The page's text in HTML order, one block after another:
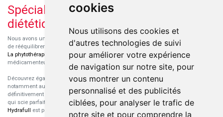
cookies
Nous utilisons des cookies et
d'autres technologies de suivi
pour améliorer votre expérience
de navigation sur notre site, pour
vous montrer un contenu
personnalisé et des publicités
ciblées, pour analyser le trafic de
notre site et pour comprendre la
Spécialisation en micronutrition et
diététique
Nous avons un engouement particulier pour la micronutrition qui permet souvent
de rééquilibrer des carences ou d'améliorer des troubles métaboliques mineurs.
La phytothérapie
l'aromathérapiesont souvent complémentaires de traitements
médicamenteux lorsqu'ils sont bien conseillés.
Découvrez également les protéines et les produits de nutrition sportive,
notamment au sein de la gamme française
Eric Favre
. Cette gamme est
définitivement axée sur le choix qualitatif des ingrédients et sur une formulation
qui scie parfaitement aux besoins de chaque sportif. La gamme hydratation
Hydrafull est pensée pour une hydratation maximale.